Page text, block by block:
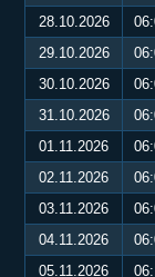
28.10.2026
29.10.2026
30.10.2026
31.10.2026
01.11.2026
02.11.2026
03.11.2026
04.11.2026
05.11.2026